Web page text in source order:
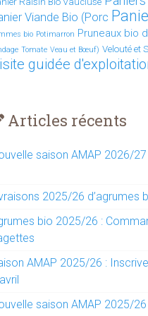
Viande Bio (Porc
bio Potimarron Pruneaux bio
Tomate Veau et Bœuf) Velouté et
guidée
Articles récents
saison AMAP 2026/
2025/26 d’agrumes
bio 2025/26 :
AMAP 2025/26 :
saison AMAP 2025/